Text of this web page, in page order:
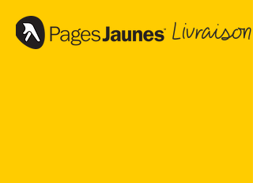
Livraison